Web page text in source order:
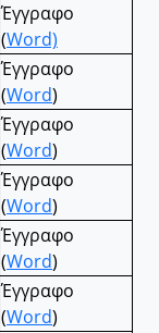
Έγγραφο
(Word)
Έγγραφο
(Word)
Έγγραφο
(Word)
Έγγραφο
(Word)
Έγγραφο
(Word)
Έγγραφο
(Word)